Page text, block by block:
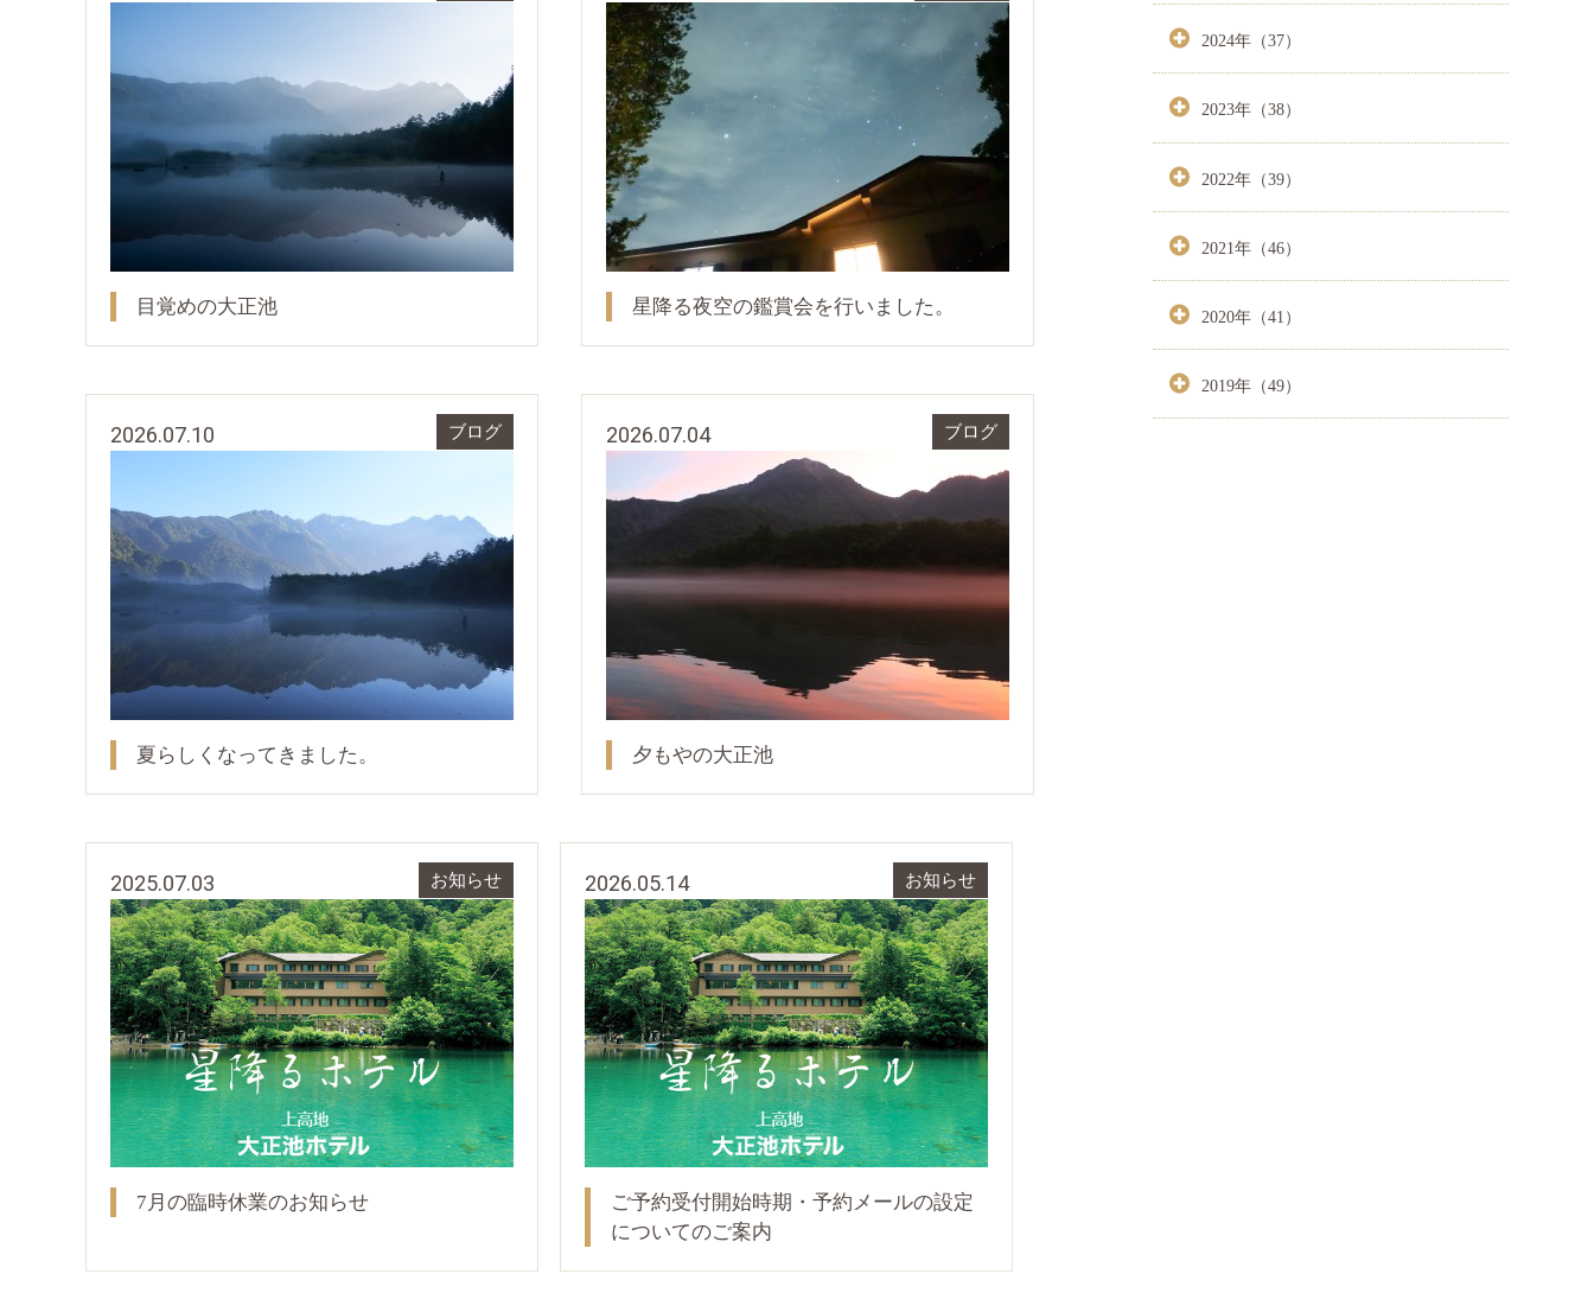
目覚めの大正池 星降る夜空の鑑賞会を行いました。
2026.07.10 ブログ
夏らしくなってきました。
2026.07.04 ブログ
夕もやの大正池
2025.07.03 お知らせ
7月の臨時休業のお知らせ
2026.05.14 お知らせ
ご予約受付開始時期・予約メールの設定
についてのご案内
2024年（37）
2023年（38）
2022年（39）
2021年（46）
2020年（41）
2019年（49）